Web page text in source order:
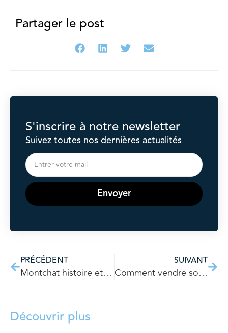
Partager le post
S'inscrire à notre newsletter
Suivez toutes nos dernières actualités
Envoyer
PRÉCÉDENT
Montchat histoire et évolutions d’un quartier du 3ème arrondissement de Lyon
SUIVANT
Comment vendre son bien rapidement ? L’aménagement éphémère en immobilier
Découvrir plus